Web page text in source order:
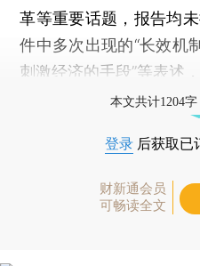
革等重要话题，报告均
件中多次出现的“长效机
刺激经济的手段”等表述
本文共计1204
登录 后获取已
财新通会员
可畅读全文